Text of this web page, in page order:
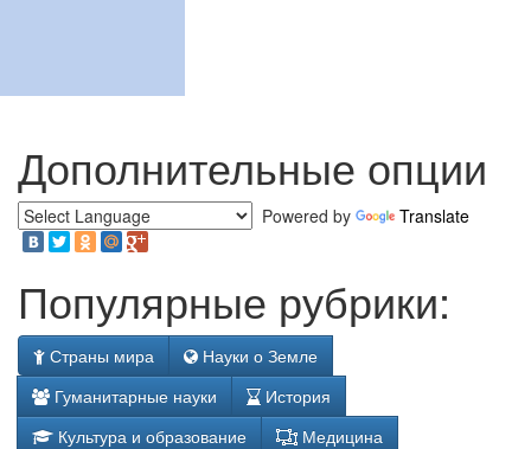
Дополнительные опции
Powered by Translate
Популярные рубрики:
Страны мира
Науки о Земле
Гуманитарные науки
История
Культура и образование
Медицина